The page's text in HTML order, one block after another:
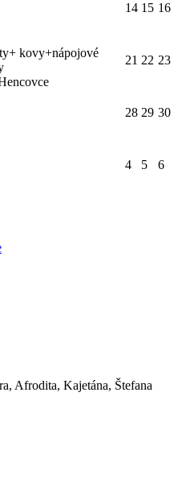
14 15 16
kovy+nápojové
21 22 23
28 29 30
4 5 6
Afrodita, Kajetána, Štefana